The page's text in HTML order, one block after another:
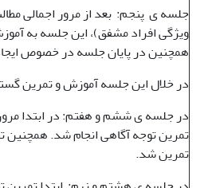
جلسه ی پنجم: بعد از مرور اجمالی
ویژگی افراد مشفق)، این جلسه به
همچنین در پایان جلسه در خصوص
در خلال این جلسه آموزش و تمرین
در جلسه ی ششم و هفتم: در ابتدا
تمرین توجه آگاهی انجام شد.
تمرین شد.